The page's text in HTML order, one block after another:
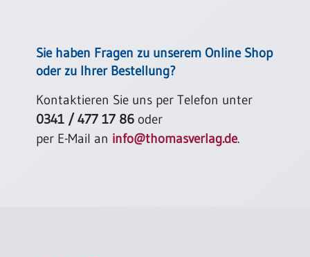
Restbestände
Restbestände
Sie haben Fragen zu unserem Online Shop
oder zu Ihrer Bestellung?
Kontaktieren Sie uns per Telefon unter
0341 / 477 17 86 oder
per E-Mail an info@thomasverlag.de.